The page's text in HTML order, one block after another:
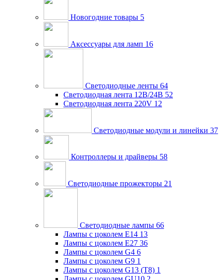
Новогодние товары 5
Аксессуары для ламп 16
Светодиодные ленты 64
Светодиодная лента 12В/24В 52
Светодиодная лента 220V 12
Светодиодные модули и линейки 37
Контроллеры и драйверы 58
Светодиодные прожекторы 21
Светодиодные лампы 66
Лампы с цоколем E14 13
Лампы с цоколем E27 36
Лампы с цоколем G4 6
Лампы с цоколем G9 1
Лампы с цоколем G13 (Т8) 1